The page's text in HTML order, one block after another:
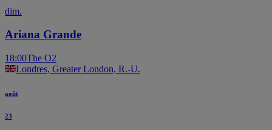
dim.
Ariana Grande
18:00The O2
Londres, Greater London, R.-U.
août
23